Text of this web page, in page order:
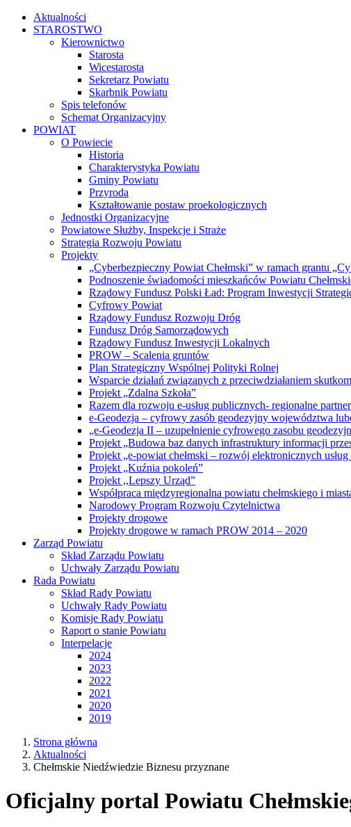
Aktualności
STAROSTWO
Kierownictwo
Starosta
Wicestarosta
Sekretarz Powiatu
Skarbnik Powiatu
Spis telefonów
Schemat Organizacyjny
POWIAT
O Powiecie
Historia
Charakterystyka Powiatu
Gminy Powiatu
Przyroda
Kształtowanie postaw proekologicznych
Jednostki Organizacyjne
Powiatowe Służby, Inspekcje i Straże
Strategia Rozwoju Powiatu
Projekty
„Cyberbezpieczny Powiat Chełmski” w ramach grantu
Podnoszenie świadomości mieszkańców Powiatu
Rządowy Fundusz Polski Ład: Program Inwestycji
Cyfrowy Powiat
Rządowy Fundusz Rozwoju Dróg
Fundusz Dróg Samorządowych
Rządowy Fundusz Inwestycji Lokalnych
PROW – Scalenia gruntów
Plan Strategiczny Wspólnej Polityki Rolnej
Wsparcie działań związanych z przeciwdziałaniem
Projekt „Zdalna Szkoła”
Razem dla rozwoju e-usług publicznych- regionalne
e-Geodezja – cyfrowy zasób geodezyjny województwa
„e-Geodezja II – uzupełnienie cyfrowego zasobu
Projekt „Budowa baz danych infrastruktury informacji
Projekt „e-powiat chełmski – rozwój elektronicznych
Projekt „Kuźnia pokoleń”
Projekt ,,Lepszy Urząd”
Współpraca międzyregionalna powiatu chełmskiego i
Narodowy Program Rozwoju Czytelnictwa
Projekty drogowe
Projekty drogowe w ramach PROW 2014 – 2020
Zarząd Powiatu
Skład Zarządu Powiatu
Uchwały Zarządu Powiatu
Rada Powiatu
Skład Rady Powiatu
Uchwały Rady Powiatu
Komisje Rady Powiatu
Raport o stanie Powiatu
Interpelacje
2024
2023
2022
2021
2020
2019
Strona główna
Aktualności
Chełmskie Niedźwiedzie Biznesu przyznane
Oficjalny portal Powiatu